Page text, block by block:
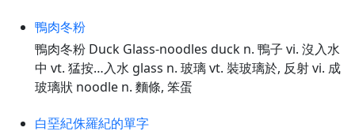
鴨肉冬粉
鴨肉冬粉 Duck Glass-noodles duck n. 鴨子 vi. 沒入水
中 vt. 猛按…入水 glass n. 玻璃 vt. 裝玻璃於, 反射 vi. 成
玻璃狀 noodle n. 麵條, 笨蛋
白堊紀侏羅紀的單字